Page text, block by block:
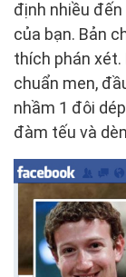
định nhiều
của bạn. Bản
thích phán
chuẩn men,
nhầm 1 đôi
đàm tếu và